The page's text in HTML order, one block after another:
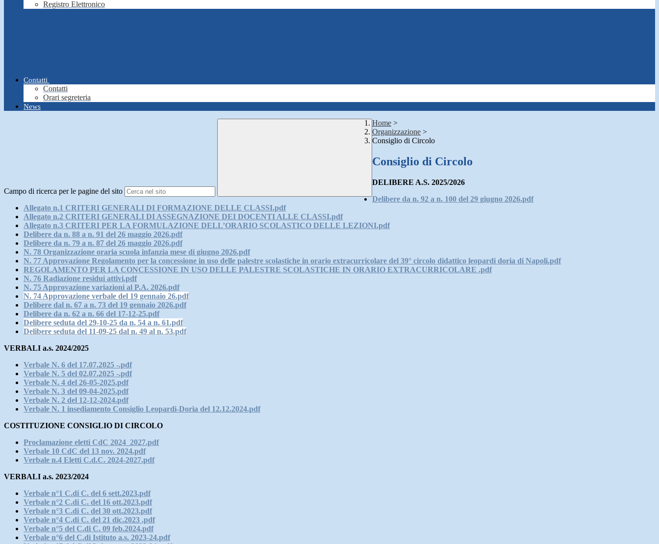
Registro Elettronico
Contatti
Contatti
Orari segreteria
News
Campo di ricerca per le pagine del sito
Home >
Organizzazione >
Consiglio di Circolo
Consiglio di Circolo
DELIBERE A.S. 2025/2026
Delibere da n. 92 a n. 100 del 29 giugno 2026.pdf
Allegato n.1 CRITERI GENERALI DI FORMAZIONE DELLE CLASSI.pdf
Allegato n.2 CRITERI GENERALI DI ASSEGNAZIONE DEI DOCENTI ALLE CLASSI.pdf
Allegato n.3 CRITERI PER LA FORMULAZIONE DELL’ORARIO SCOLASTICO DELLE LEZIONI.pdf
Delibere da n. 88 a n. 91 del 26 maggio 2026.pdf
Delibere da n. 79 a n. 87 del 26 maggio 2026.pdf
N. 78 Organizzazione oraria scuola infanzia mese di giugno 2026.pdf
N. 77 Approvazione Regolamento per la concessione in uso delle palestre scolastiche in orario extracurricolare del 39° circolo didattico leopardi doria di Napoli.pdf
REGOLAMENTO PER LA CONCESSIONE IN USO DELLE PALESTRE SCOLASTICHE IN ORARIO EXTRACURRICOLARE .pdf
N. 76 Radiazione residui attivi.pdf
N. 75 Approvazione variazioni al P.A. 2026.pdf
N. 74 Approvazione verbale del 19 gennaio 26.pdf
Delibere dal n. 67 a n. 73 del 19 gennaio 2026.pdf
Delibere da n. 62 a n. 66 del 17-12-25.pdf
Delibere seduta del 29-10-25 da n. 54 a n. 61.pdf
Delibere seduta del 11-09-25 dal n. 49 al n. 53.pdf
VERBALI a.s. 2024/2025
Verbale N. 6 del 17.07.2025 -.pdf
Verbale N. 5 del 02.07.2025 -.pdf
Verbale N. 4 del 26-05-2025.pdf
Verbale N. 3 del 09-04-2025.pdf
Verbale N. 2 del 12-12-2024.pdf
Verbale N. 1 insediamento Consiglio Leopardi-Doria del 12.12.2024.pdf
COSTITUZIONE CONSIGLIO DI CIRCOLO
Proclamazione eletti CdC 2024_2027.pdf
Verbale 10 CdC del 13 nov. 2024.pdf
Verbale n.4 Eletti C.d.C. 2024-2027.pdf
VERBALI a.s. 2023/2024
Verbale n°1 C.di C. del 6 sett.2023.pdf
Verbale n°2 C.di C. del 16 ott.2023.pdf
Verbale n°3 C.di C. del 30 ott.2023.pdf
Verbale n°4 C.di C. del 21 dic.2023 .pdf
Verbale n°5 del C.di C. 09 feb.2024.pdf
Verbale n°6 del C.di Istituto a.s. 2023-24.pdf